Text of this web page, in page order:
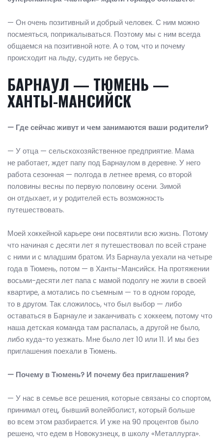
— Он очень позитивный и добрый человек. С ним можно
посмеяться, поприкалываться. Поэтому мы с ним всегда
общаемся на позитивной ноте. А о том, что и почему
происходит на льду, судить не берусь.
БАРНАУЛ — ТЮМЕНЬ —
ХАНТЫ-МАНСИЙСК
— Где сейчас живут и чем занимаются ваши родители?
— У отца — сельскохозяйственное предприятие. Мама
не работает, ждет папу под Барнаулом в деревне. У него
работа сезонная — полгода в летнее время, со второй
половины весны по первую половину осени. Зимой
он отдыхает, и у родителей есть возможность
путешествовать.
Моей хоккейной карьере они посвятили всю жизнь. Потому
что начиная с десяти лет я путешествовал по всей стране
с ними и с младшим братом. Из Барнаула уехали на четыре
года в Тюмень, потом — в Ханты-Мансийск. На протяжении
восьми-десяти лет папа с мамой подолгу не жили в своей
квартире, а мотались по съемным — то в одном городе,
то в другом. Так сложилось, что был выбор — либо
оставаться в Барнауле и заканчивать с хоккеем, потому что
наша детская команда там распалась, а другой не было,
либо куда-то уезжать. Мне было лет 10 или 11. И мы без
приглашения поехали в Тюмень.
— Почему в Тюмень? И почему без приглашения?
— У нас в семье все решения, которые связаны со спортом,
принимал отец, бывший волейболист, который больше
во всем этом разбирается. И уже на 90 процентов было
решено, что едем в Новокузнецк, в школу «Металлурга».